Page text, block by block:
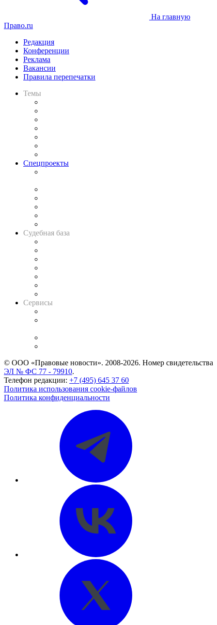
На главную
Право.ru
Редакция
Конференции
Реклама
Вакансии
Правила перепечатки
Темы
Спецпроекты
Судебная база
Сервисы
© ООО «Правовые новости». 2008-2026. Номер свидетельства
ЭЛ № ФС 77 - 79910.
Телефон редакции: +7 (495) 645 37 60
Политика использования cookie-файлов
Политика конфиденциальности